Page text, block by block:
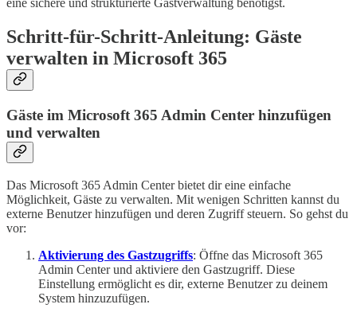
eine sichere und strukturierte Gastverwaltung benötigst.
Schritt-für-Schritt-Anleitung: Gäste
verwalten in Microsoft 365
Gäste im Microsoft 365 Admin Center hinzufügen
und verwalten
Das Microsoft 365 Admin Center bietet dir eine einfache
Möglichkeit, Gäste zu verwalten. Mit wenigen Schritten kannst du
externe Benutzer hinzufügen und deren Zugriff steuern. So gehst du
vor:
Aktivierung des Gastzugriffs: Öffne das Microsoft 365
Admin Center und aktiviere den Gastzugriff. Diese
Einstellung ermöglicht es dir, externe Benutzer zu deinem
System hinzuzufügen.